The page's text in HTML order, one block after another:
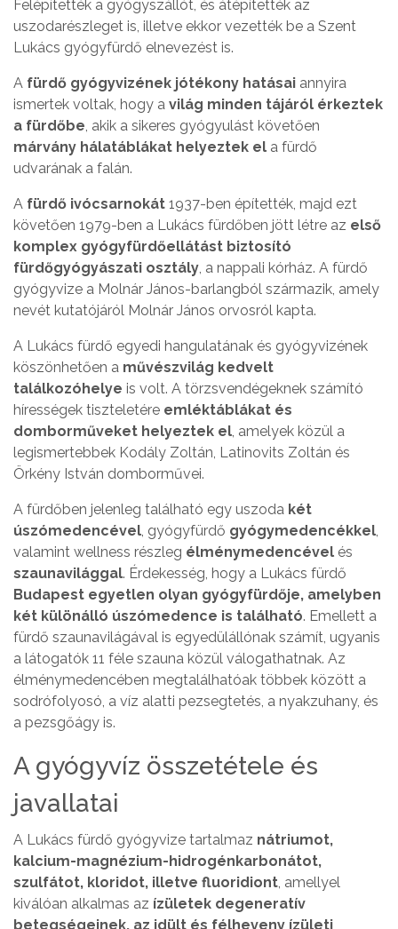
Felépítették a gyógyszállót, és átépítették az
uszodarészleget is, illetve ekkor vezették be a Szent
Lukács gyógyfürdő elnevezést is.
A fürdő gyógyvizének jótékony hatásai annyira
ismertek voltak, hogy a világ minden tájáról érkeztek
a fürdőbe, akik a sikeres gyógyulást követően
márvány hálatáblákat helyeztek el a fürdő
udvarának a falán.
A fürdő ivócsarnokát 1937-ben építették, majd ezt
követően 1979-ben a Lukács fürdőben jött létre az első
komplex gyógyfürdőellátást biztosító
fürdőgyógyászati osztály, a nappali kórház. A fürdő
gyógyvize a Molnár János-barlangból származik, amely
nevét kutatójáról Molnár János orvosról kapta.
A Lukács fürdő egyedi hangulatának és gyógyvizének
köszönhetően a művészvilág kedvelt
találkozóhelye is volt. A törzsvendégeknek számító
hírességek tiszteletére emléktáblákat és
domborműveket helyeztek el, amelyek közül a
legismertebbek Kodály Zoltán, Latinovits Zoltán és
Örkény István domborművei.
A fürdőben jelenleg található egy uszoda két
úszómedencével, gyógyfürdő gyógymedencékkel,
valamint wellness részleg élménymedencével és
szaunavilággal. Érdekesség, hogy a Lukács fürdő
Budapest egyetlen olyan gyógyfürdője, amelyben
két különálló úszómedence is található. Emellett a
fürdő szaunavilágával is egyedülállónak számít, ugyanis
a látogatók 11 féle szauna közül válogathatnak. Az
élménymedencében megtalálhatóak többek között a
sodrófolyosó, a víz alatti pezsegtetés, a nyakzuhany, és
a pezsgőágy is.
A gyógyvíz összetétele és
javallatai
A Lukács fürdő gyógyvize tartalmaz nátriumot,
kalcium-magnézium-hidrogénkarbonátot,
szulfátot, kloridot, illetve fluoridiont, amellyel
kiválóan alkalmas az ízületek degeneratív
betegségeinek, az idült és félheveny ízületi